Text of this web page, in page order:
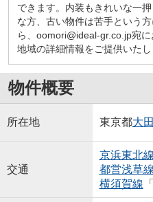
できます。内装もきれいな一
な方、古い物件は苦手という
ら、oomori@ideal-gr.co.jp宛
地域の詳細情報をご提供いたし
物件概要
所在地 東京都大
交通
京浜東北線
都営浅草線
横須賀線 「